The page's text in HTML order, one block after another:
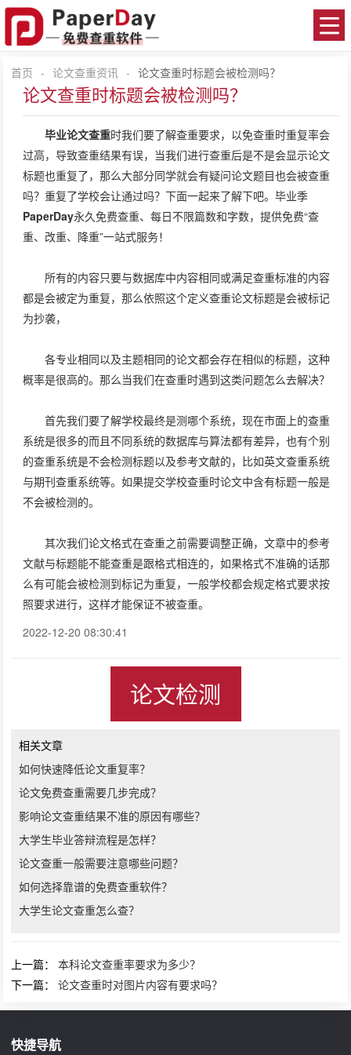
首页 - 论文查重资讯 - 论文查重时标题会被检测吗？
论文查重时标题会被检测吗？
毕业论文查重时我们要了解查重要求，以免查重时重复率会
过高，导致查重结果有误，当我们进行查重后是不是会显示论文
标题也重复了，那么大部分同学就会有疑问论文题目也会被查重
吗？重复了学校会让通过吗？下面一起来了解下吧。毕业季
PaperDay永久免费查重、每日不限篇数和字数，提供免费“查
重、改重、降重”一站式服务！
所有的内容只要与数据库中内容相同或满足查重标准的内容
都是会被定为重复，那么依照这个定义查重论文标题是会被标记
为抄袭，
各专业相同以及主题相同的论文都会存在相似的标题，这种
概率是很高的。那么当我们在查重时遇到这类问题怎么去解决？
首先我们要了解学校最终是测哪个系统，现在市面上的查重
系统是很多的而且不同系统的数据库与算法都有差异，也有个别
的查重系统是不会检测标题以及参考文献的，比如英文查重系统
与期刊查重系统等。如果提交学校查重时论文中含有标题一般是
不会被检测的。
其次我们论文格式在查重之前需要调整正确，文章中的参考
文献与标题能不能查重是跟格式相连的，如果格式不准确的话那
么有可能会被检测到标记为重复，一般学校都会规定格式要求按
照要求进行，这样才能保证不被查重。
2022-12-20 08:30:41
论文检测
相关文章
如何快速降低论文重复率？
论文免费查重需要几步完成？
影响论文查重结果不准的原因有哪些？
大学生毕业答辩流程是怎样？
论文查重一般需要注意哪些问题？
如何选择靠谱的免费查重软件？
大学生论文查重怎么查？
上一篇：本科论文查重率要求为多少？
下一篇：论文查重时对图片内容有要求吗？
快捷导航